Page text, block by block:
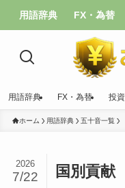
用語辞典 FX・為替
用語辞典 FX・為替 投
ホーム 用語辞典 五十音一覧
国別貢献
2026
7/22